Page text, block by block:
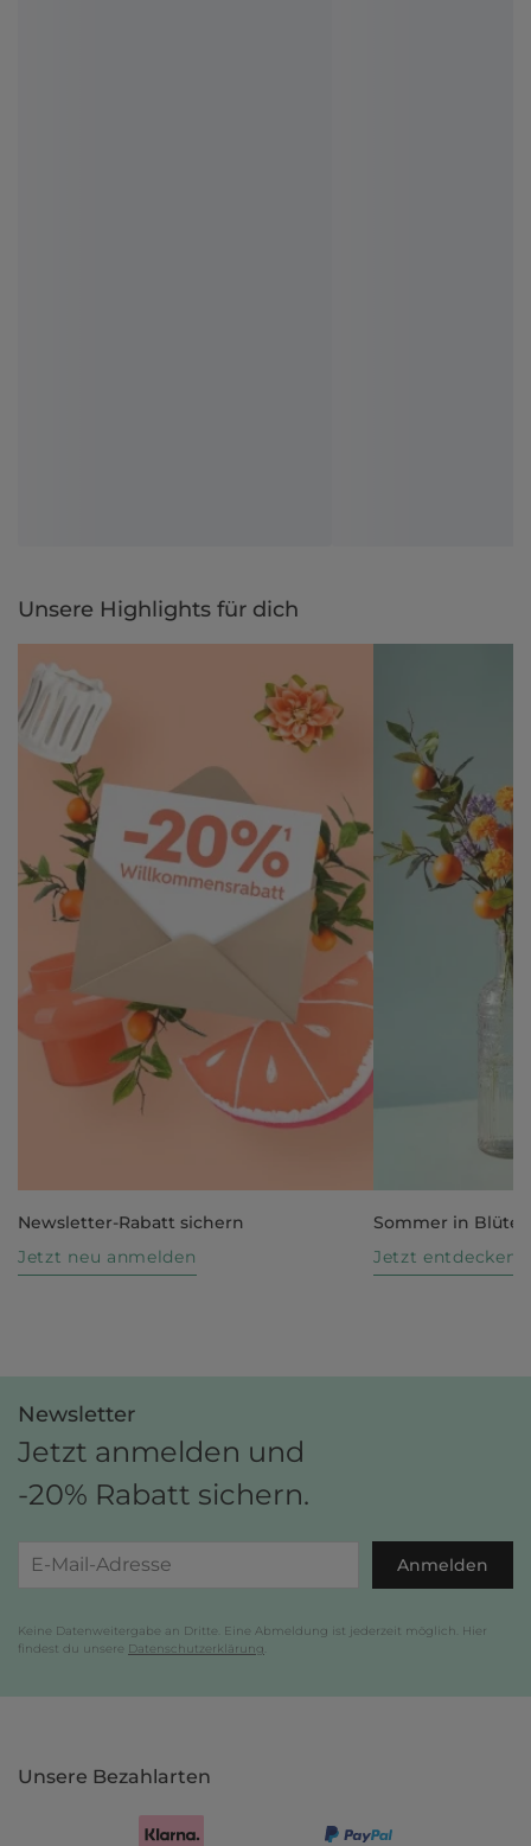
Unsere Highlights für dich
Newsletter-Rabatt sichern
Jetzt neu anmelden
Sommer in Blüte
Jetzt entdecken
Newsletter
Jetzt anmelden und
-20% Rabatt sichern.
Anmelden
Keine Datenweitergabe an Dritte. Eine Abmeldung ist jederzeit möglich. Hier
findest du unsere Datenschutzerklärung
Unsere Bezahlarten